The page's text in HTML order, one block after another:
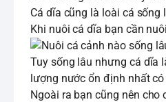
Cá dĩa cũng là loài cá
Khi nuôi cá dĩa bạn cần
Tuy sống lâu nhưng cá dĩa
lượng nước ổn định nhất có
Ngoài ra bạn cũng nên